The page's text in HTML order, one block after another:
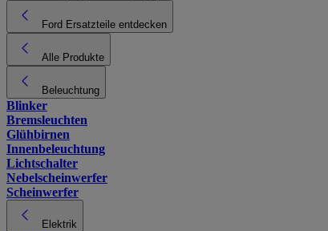
Ford Ersatzteile entdecken
Alle Produkte
Beleuchtung
Blinker
Bremsleuchten
Glühbirnen
Innenbeleuchtung
Lichtschalter
Nebelscheinwerfer
Scheinwerfer
Elektrik